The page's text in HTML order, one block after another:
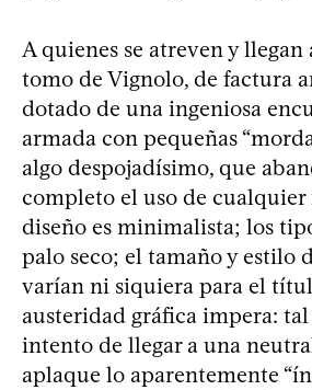
A quienes se atreven y
tomo de Vignolo, de factura
dotado de una ingeniosa
armada con pequeñas
algo despojadísimo, que
completo el uso de cualquier
diseño es minimalista; los
palo seco; el tamaño y estilo
varían ni siquiera para el
austeridad gráfica impera: tal
intento de llegar a una
aplaque lo aparentemente